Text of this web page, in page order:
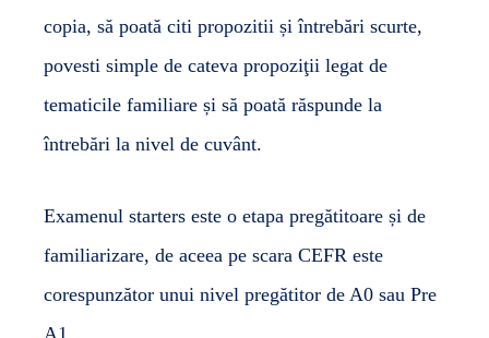
copia, să poată citi propozitii și întrebări scurte,
povesti simple de cateva propoziţii legat de
tematicile familiare și să poată răspunde la
întrebări la nivel de cuvânt.
Examenul starters este o etapa pregătitoare și de
familiarizare, de aceea pe scara CEFR este
corespunzător unui nivel pregătitor de A0 sau Pre